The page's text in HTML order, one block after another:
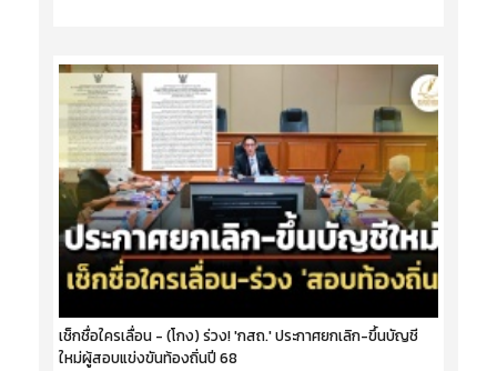
เช็กชื่อใครเลื่อน - (โกง) ร่วง! 'กสถ.' ประกาศยกเลิก-ขึ้นบัญชี
ใหม่ผู้สอบแข่งขันท้องถิ่นปี 68